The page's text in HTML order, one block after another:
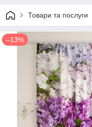
Товари та послуги
–13%